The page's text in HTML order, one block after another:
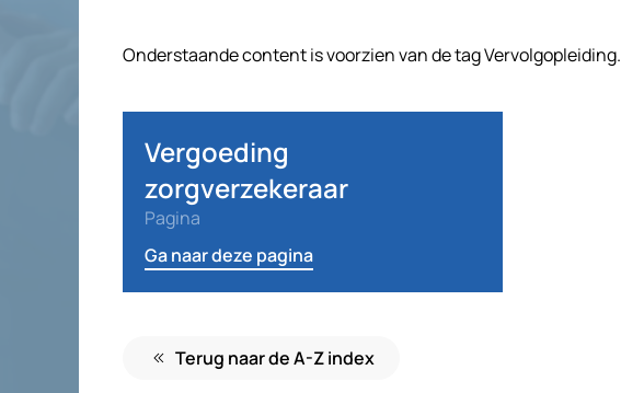
Onderstaande content is voorzien van de tag Vervolgopleiding.
Vergoeding
zorgverzekeraar
Pagina
Ga naar deze pagina
Terug naar de A-Z index